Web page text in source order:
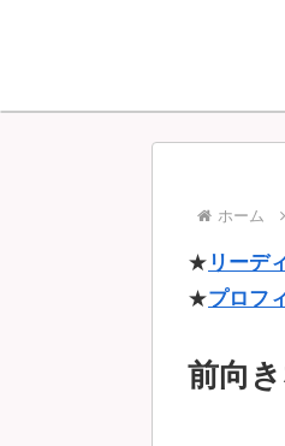
ホーム
★ リーデ
★プロフ
前向